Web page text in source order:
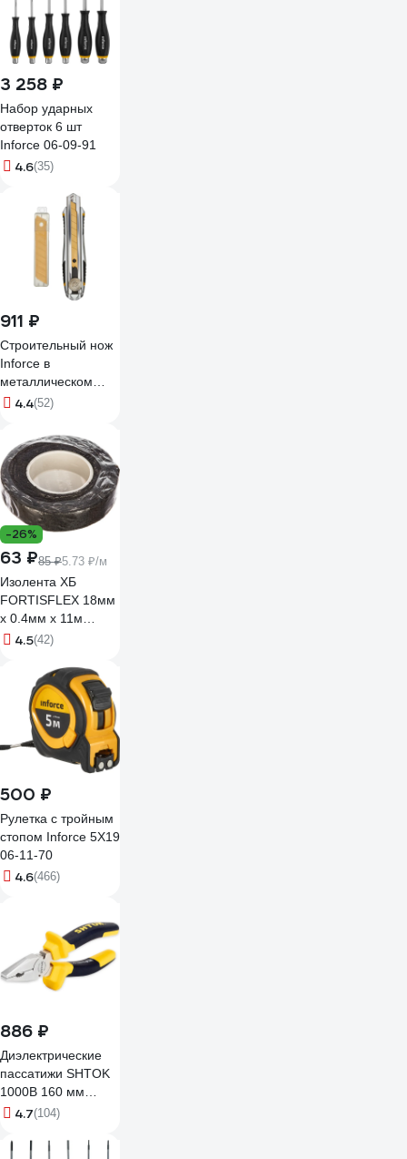
3 258 ₽
Набор ударных
отверток 6 шт
Inforce 06-09-91
4.6(35)
911 ₽
Строительный нож
Inforce в
металлическом
корпусе 18 мм, с
06-02-12
4.4(52)
-26%
63 ₽85 ₽5.73 ₽/м
Изолента ХБ
FORTISFLEX 18мм
х 0.4мм х 11м
черная 71242
4.5(42)
500 ₽
Рулетка с тройным
стопом Inforce 5Х19
06-11-70
4.6(466)
886 ₽
Диэлектрические
пассатижи SHTOK
1000В 160 мм
08103
4.7(104)